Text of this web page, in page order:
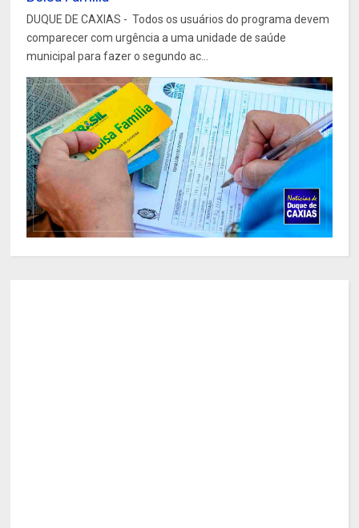
DUQUE DE CAXIAS - Todos os usuários do programa devem
comparecer com urgência a uma unidade de saúde
municipal para fazer o segundo ac...